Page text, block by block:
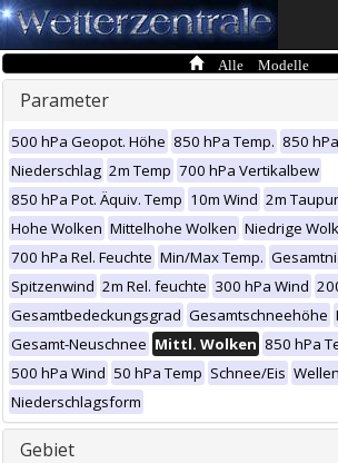
Alle Modelle
Parameter
500 hPa Geopot. Höhe 850 hPa Temp. 850
Niederschlag 2m Temp 700 hPa Vertikalbew
850 hPa Pot. Äquiv. Temp 10m Wind 2m
Hohe Wolken Mittelhohe Wolken Niedrige
700 hPa Rel. Feuchte Min/Max Temp.
Spitzenwind 2m Rel. feuchte 300 hPa Wind
Gesamtbedeckungsgrad Gesamtschneehöhe
Gesamt-Neuschnee Mittl. Wolken 850 hPa
500 hPa Wind 50 hPa Temp Schnee/Eis
Niederschlagsform
Gebiet